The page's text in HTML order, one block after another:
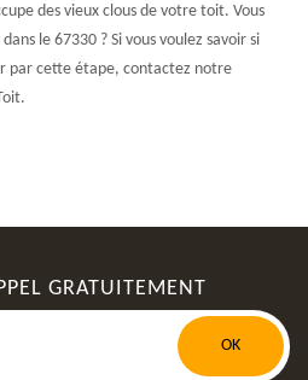
des vieux clous de votre toit. Vous
le 67330 ? Si vous voulez savoir si
par cette étape, contactez notre
GRATUITEMENT